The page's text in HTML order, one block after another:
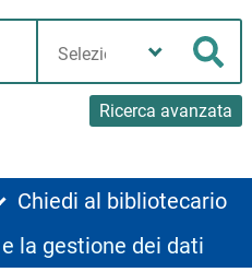
Ricerca avanzata
biblioteca
Chiedi al bibliotecario
la gestione dei dati